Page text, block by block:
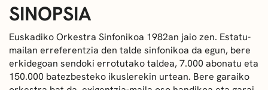
SINOPSIA
Euskadiko Orkestra Sinfonikoa 1982an jaio zen. Estatu-
mailan erreferentzia den talde sinfonikoa da egun, bere
erkidegoan sendoki errotutako taldea, 7.000 abonatu eta
150.000 batezbesteko ikuslerekin urtean. Bere garaiko